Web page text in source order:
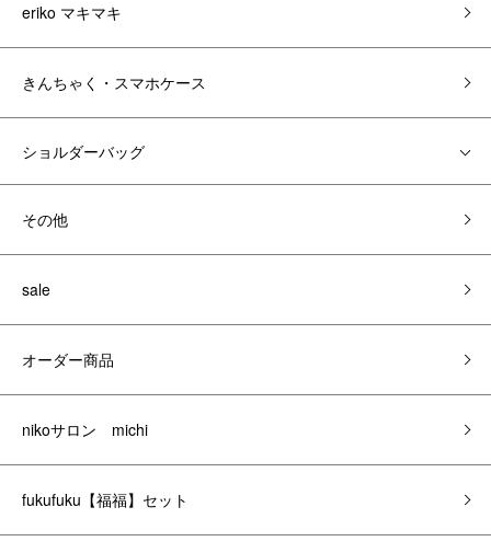
eriko マキマキ
きんちゃく・スマホケース
ショルダーバッグ
その他
sale
オーダー商品
nikoサロン michi
fukufuku【福福】セット